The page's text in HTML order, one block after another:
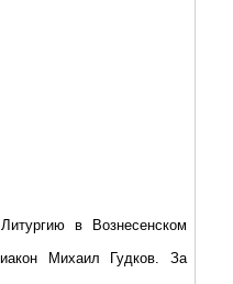
в Вознесенском
Михаил Гудков. За